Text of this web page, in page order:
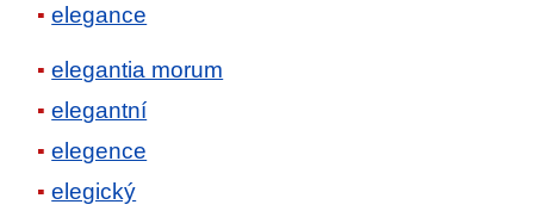
elegance
elegantia morum
elegantní
elegence
elegický